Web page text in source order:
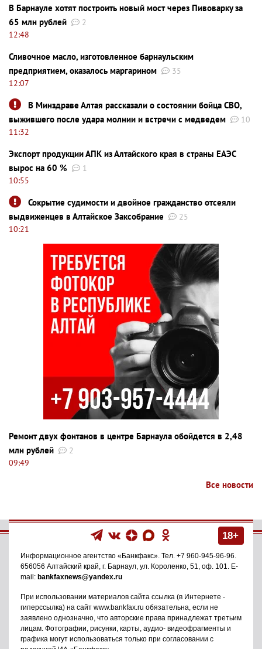
В Барнауле хотят построить новый мост через Пивоварку за
65 млн рублей
2
12:48
Сливочное масло, изготовленное барнаульским
предприятием, оказалось маргарином
35
12:07
В Минздраве Алтая рассказали о состоянии бойца СВО,
выжившего после удара молнии и встречи с медведем
10
11:32
Экспорт продукции АПК из Алтайского края в страны ЕАЭС
вырос на 60 %
1
10:55
Сокрытие судимости и двойное гражданство отсеяли
выдвиженцев в Алтайское Заксобрание
25
10:21
Ремонт двух фонтанов в центре Барнаула обойдется в 2,48
млн рублей
2
09:49
Все новости
18+
Информационное агентство «Банкфакс». Тел. +7 960-945-96-96.
656056 Алтайский край, г. Барнаул, ул. Короленко, 51, оф. 101. E-
mail: bankfaxnews@yandex.ru
При использовании материалов сайта ссылка (в Интернете -
гиперссылка) на сайт www.bankfax.ru обязательна, если не
заявлено однозначно, что авторские права принадлежат третьим
лицам. Фотографии, рисунки, карты, аудио- видеофрагменты и
графика могут использоваться только при согласовании с